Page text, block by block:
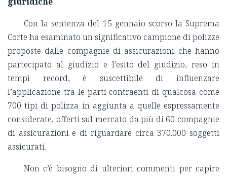
Con la sentenza del 15 gennaio scorso la Suprema
Corte ha esaminato un significativo campione di polizze
proposte dalle compagnie di assicurazioni che hanno
partecipato al giudizio e l’esito del giudizio, reso in
tempi record, è suscettibile di influenzare
l’applicazione tra le parti contraenti di qualcosa come
700 tipi di polizza in aggiunta a quelle espressamente
considerate, offerti sul mercato da più di 60 compagnie
di assicurazioni e di riguardare circa 370.000 soggetti
assicurati.
Non c’è bisogno di ulteriori commenti per capire